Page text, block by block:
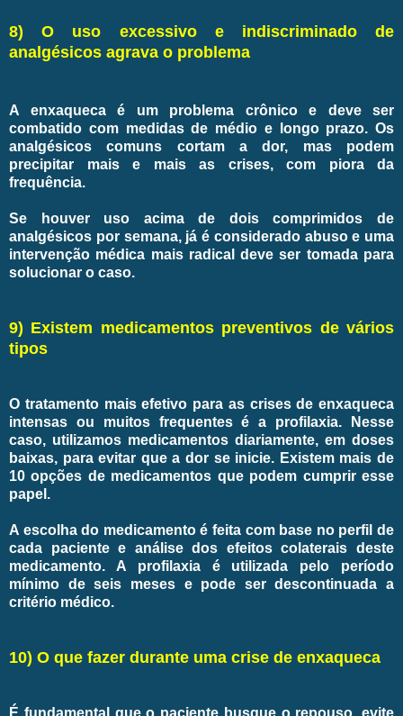
8) O uso excessivo e indiscriminado de
analgésicos agrava o problema
A enxaqueca é um problema crônico e deve ser
combatido com medidas de médio e longo prazo. Os
analgésicos comuns cortam a dor, mas podem
precipitar mais e mais as crises, com piora da
frequência.
Se houver uso acima de dois comprimidos de
analgésicos por semana, já é considerado abuso e uma
intervenção médica mais radical deve ser tomada para
solucionar o caso.
9) Existem medicamentos preventivos de vários
tipos
O tratamento mais efetivo para as crises de enxaqueca
intensas ou muitos frequentes é a profilaxia. Nesse
caso, utilizamos medicamentos diariamente, em doses
baixas, para evitar que a dor se inicie. Existem mais de
10 opções de medicamentos que podem cumprir esse
papel.
A escolha do medicamento é feita com base no perfil de
cada paciente e análise dos efeitos colaterais deste
medicamento. A profilaxia é utilizada pelo período
mínimo de seis meses e pode ser descontinuada a
critério médico.
10) O que fazer durante uma crise de enxaqueca
É fundamental que o paciente busque o repouso, evite